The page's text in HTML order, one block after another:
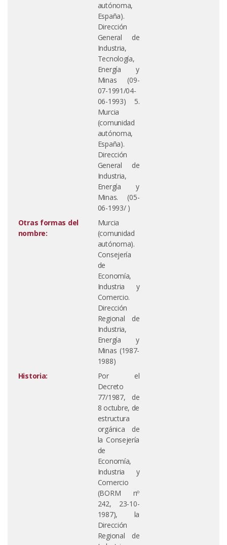
autónoma,
España).
Dirección
General de
Industria,
Tecnología,
Energía y
Minas (09-
07-1991/04-
06-1993) 5.
Murcia
(comunidad
autónoma,
España).
Dirección
General de
Industria,
Energía y
Minas. (05-
06-1993/ )
Otras formas del
nombre:
Murcia
(comunidad
autónoma).
Consejería
de
Economía,
Industria y
Comercio.
Dirección
Regional de
Industria,
Energía y
Minas (1987-
1988)
Historia:
Por el
Decreto
77/1987, de
8 octubre, de
estructura
orgánica de
la Consejería
de
Economía,
Industria y
Comercio
(BORM nº
242, 23-10-
1987), la
Dirección
Regional de